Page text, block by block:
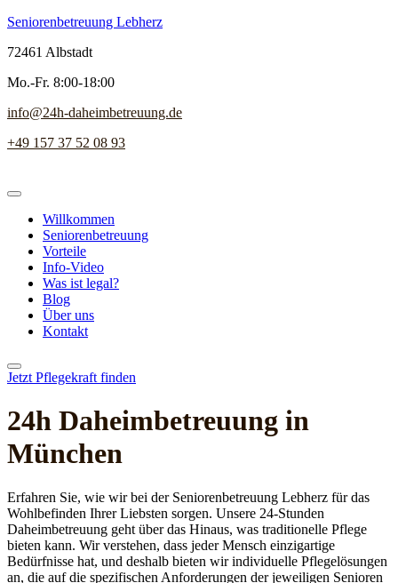
Seniorenbetreuung Lebherz
72461 Albstadt
Mo.-Fr. 8:00-18:00
info@24h-daheimbetreuung.de
+49 157 37 52 08 93
Willkommen
Seniorenbetreuung
Vorteile
Info-Video
Was ist legal?
Blog
Über uns
Kontakt
Jetzt Pflegekraft finden
24h Daheim­betreuung in
München
Erfahren Sie, wie wir bei der Seniorenbetreuung Lebherz für das
Wohlbefinden Ihrer Liebsten sorgen. Unsere 24-Stunden
Daheimbetreuung geht über das Hinaus, was traditionelle Pflege
bieten kann. Wir verstehen, dass jeder Mensch einzigartige
Bedürfnisse hat, und deshalb bieten wir individuelle Pflegelösungen
an, die auf die spezifischen Anforderungen der jeweiligen Senioren